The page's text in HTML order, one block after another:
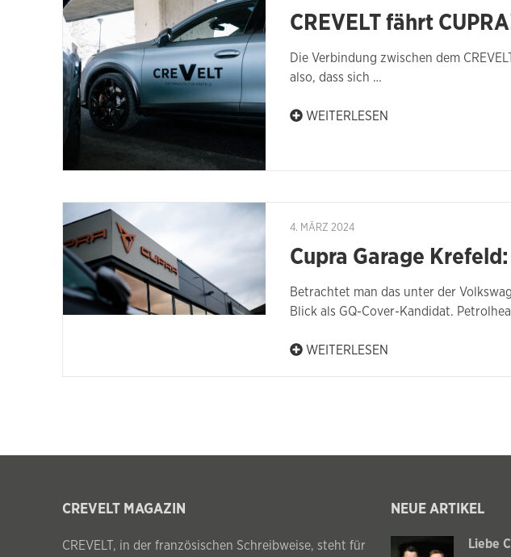
CREVELT fährt
Die Verbindung zwischen dem
also, dass sich …
WEITERLESEN
4. MÄRZ 2024
Cupra Garage
Betrachtet man das unter der
Blick als GQ-Cover-Kandidat.
WEITERLESEN
CREVELT MAGAZIN
CREVELT, in der französischen Schreibweise, steht für
NEUE ARTIKEL
Liebe